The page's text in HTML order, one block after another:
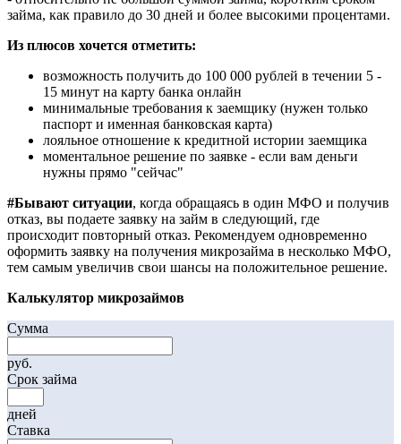
займа, как правило до 30 дней и более высокими процентами.
Из плюсов хочется отметить:
возможность получить до 100 000 рублей в течении 5 -
15 минут на карту банка онлайн
минимальные требования к заемщику (нужен только
паспорт и именная банковская карта)
лояльное отношение к кредитной истории заемщика
моментальное решение по заявке - если вам деньги
нужны прямо "сейчас"
#Бывают ситуации, когда обращаясь в один МФО и получив
отказ, вы подаете заявку на займ в следующий, где
происходит повторный отказ. Рекомендуем одновременно
оформить заявку на получения микрозайма в несколько МФО,
тем самым увеличив свои шансы на положительное решение.
Калькулятор микрозаймов